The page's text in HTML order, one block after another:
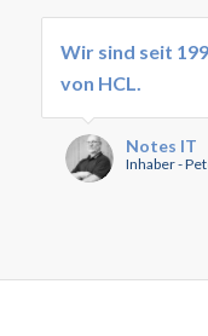
Wir sind seit
von HCL.
Notes IT
Inhaber -